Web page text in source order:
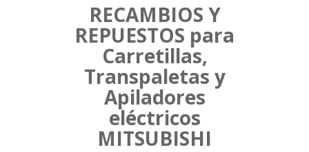
RECAMBIOS Y
REPUESTOS para
Carretillas,
Transpaletas y
Apiladores
eléctricos
MITSUBISHI